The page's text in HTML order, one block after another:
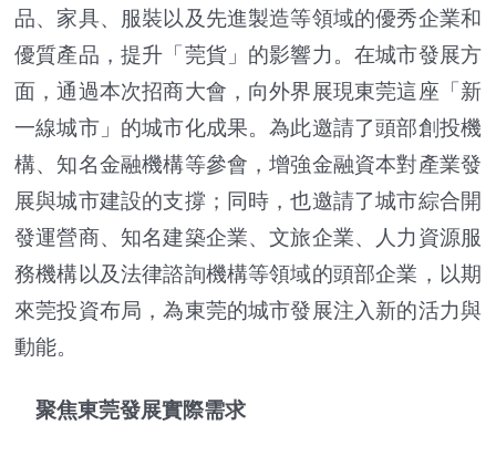
品、家具、服裝以及先進製造等領域的優秀企業和
優質產品，提升「莞貨」的影響力。在城市發展方
面，通過本次招商大會，向外界展現東莞這座「新
一線城市」的城市化成果。為此邀請了頭部創投機
構、知名金融機構等參會，增強金融資本對產業發
展與城市建設的支撐；同時，也邀請了城市綜合開
發運營商、知名建築企業、文旅企業、人力資源服
務機構以及法律諮詢機構等領域的頭部企業，以期
來莞投資布局，為東莞的城市發展注入新的活力與
動能。
聚焦東莞發展實際需求